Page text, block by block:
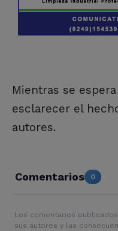
Mientras se
esclarecer el
autores.
Comentarios 0
Los comentarios
sus autores y las